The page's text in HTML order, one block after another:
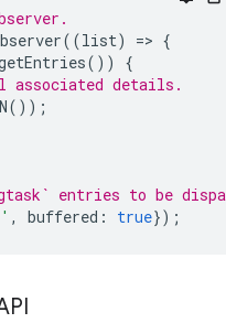
((list) => {
())
{
associated details.
());
entries to be
, buffered : true});